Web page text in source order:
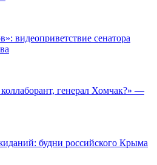
видеоприветствие сенатора
генерал Хомчак?» —
будни российского Крыма